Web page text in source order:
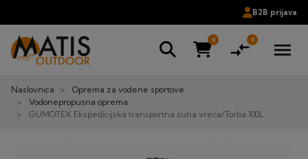
B2B prijava
0 compare_arrows0 menu
Naslovnica
Oprema za vodene sportove
Vodonepropusna oprema
GUMOTEX Ekspedicijska transportna suha vreća/Torba 100L